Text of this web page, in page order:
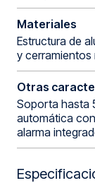
Materiales
Estructura de
y cerramientos
Otras
Soporta hasta
automática
alarma